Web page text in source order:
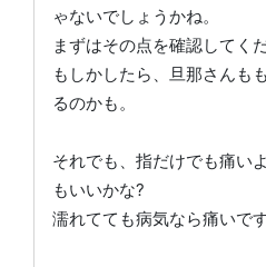
ゃないでしょうかね。
まずはその点を確認してくだ
もしかしたら、旦那さんも
るのかも。
それでも、指だけでも痛い
もいいかな?
濡れてても病気なら痛いです